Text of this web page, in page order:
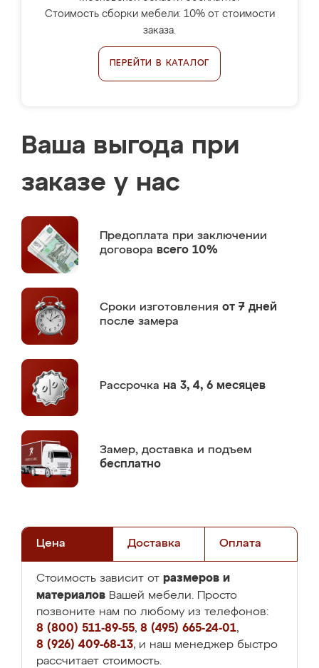
Стоимость сборки мебели: 10% от стоимости
заказа.
ПЕРЕЙТИ В КАТАЛОГ
Ваша выгода при
заказе у нас
Предоплата при заключении
договора всего 10%
Сроки изготовления от 7 дней
после замера
Рассрочка на 3, 4, 6 месяцев
Замер, доставка и подъем
бесплатно
Цена Доставка Оплата
Стоимость зависит от размеров и
материалов Вашей мебели. Просто
позвоните нам по любому из телефонов:
8 (800) 511-89-55, 8 (495) 665-24-01,
8 (926) 409-68-13, и наш менеджер быстро
рассчитает стоимость.